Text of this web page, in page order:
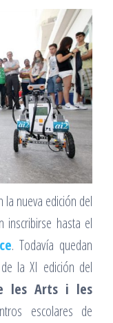
la nueva edición del
inscribirse hasta el
. Todavía quedan
la XI edición del
les Arts i les
escolares de